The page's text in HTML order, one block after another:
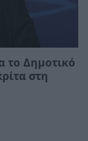
το Δημοτικό
στη